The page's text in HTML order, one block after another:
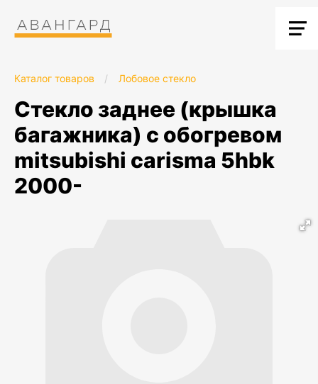
Каталог товаров / Лобовое стекло
стекло заднее (крышка
багажника) с обогревом
mitsubishi carisma 5hbk
2000-